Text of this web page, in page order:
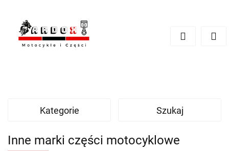
Kategorie Szukaj
Inne marki części motocyklowe